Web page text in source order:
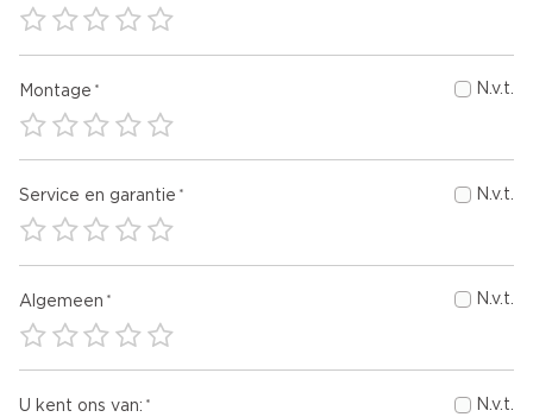
Montage N.v.t.
Service en garantie N.v.t.
Algemeen N.v.t.
U kent ons van: N.v.t.